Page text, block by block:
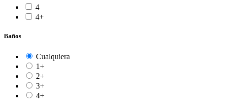
4
4+
Baños
Cualquiera
1+
2+
3+
4+